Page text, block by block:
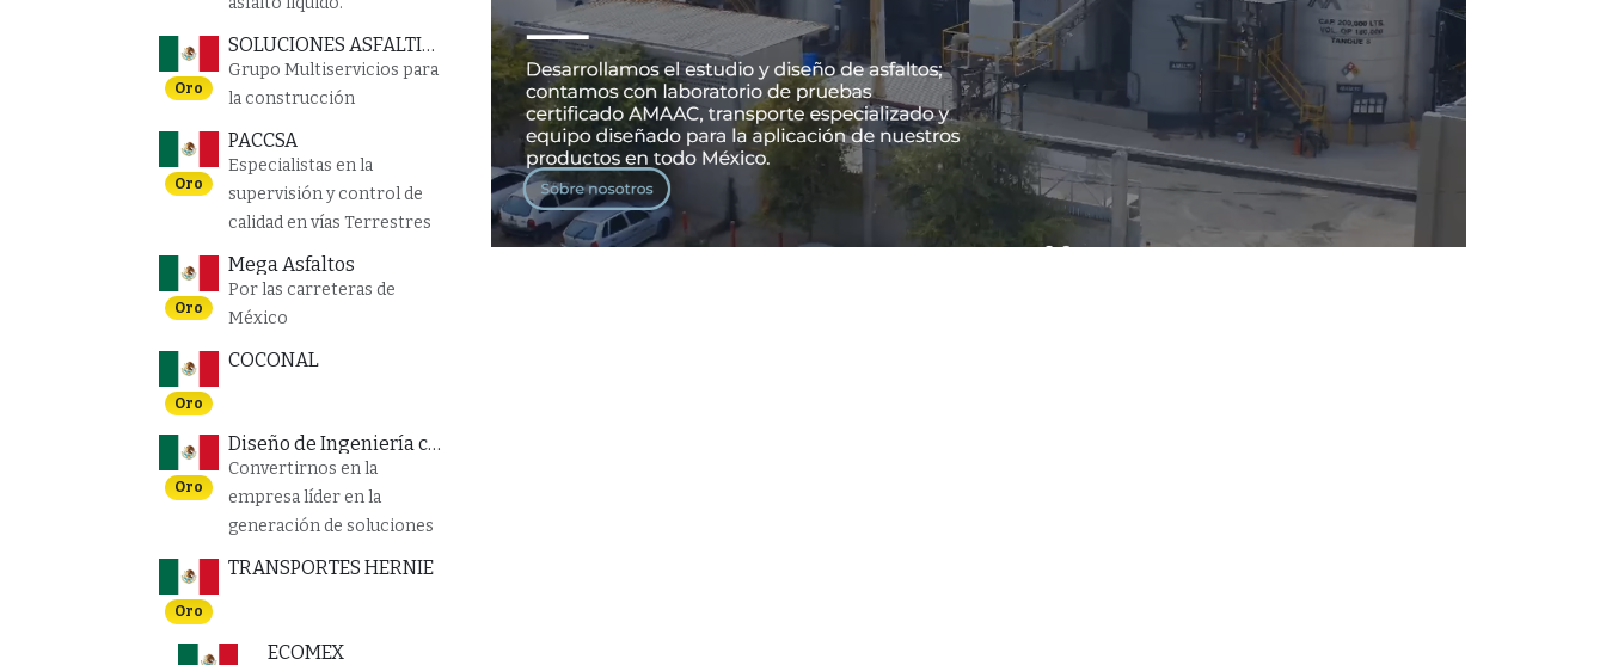
Oro
SOLUCIONES ASFÁLTICAS GMC
Grupo Multiservicios para
la construcción
Oro
PACCSA
Especialistas en la
supervisión y control de
calidad en vías Terrestres
Oro
Mega Asfaltos
Por las carreteras de
México
Oro
COCONAL
Oro
Diseño de Ingeniería control y Asesoría
Convertirnos en la
empresa líder en la
generación de soluciones
Oro
TRANSPORTES HERNIE
ECOMEX